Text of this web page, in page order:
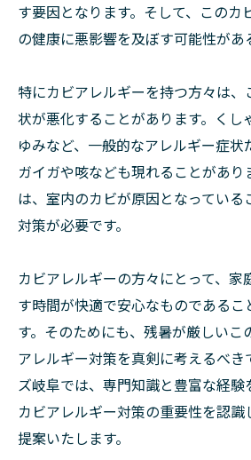
す要因となります。そして、このカ
の健康に悪影響を及ぼす可能性があ
特にカビアレルギーを持つ方々は
状が悪化することがあります。くし
ゆみなど、一般的なアレルギー症状
ガイガや咳なども現れることがあり
は、室内のカビが原因となっている
対策が必要です。
カビアレルギーの方々にとって、家
す時間が快適で安心なものであるこ
す。そのためにも、残暑が厳しいこ
アレルギー対策を真剣に考えるべき
ズ岐阜では、専門知識と豊富な経験
カビアレルギー対策の重要性を認識
提案いたします。